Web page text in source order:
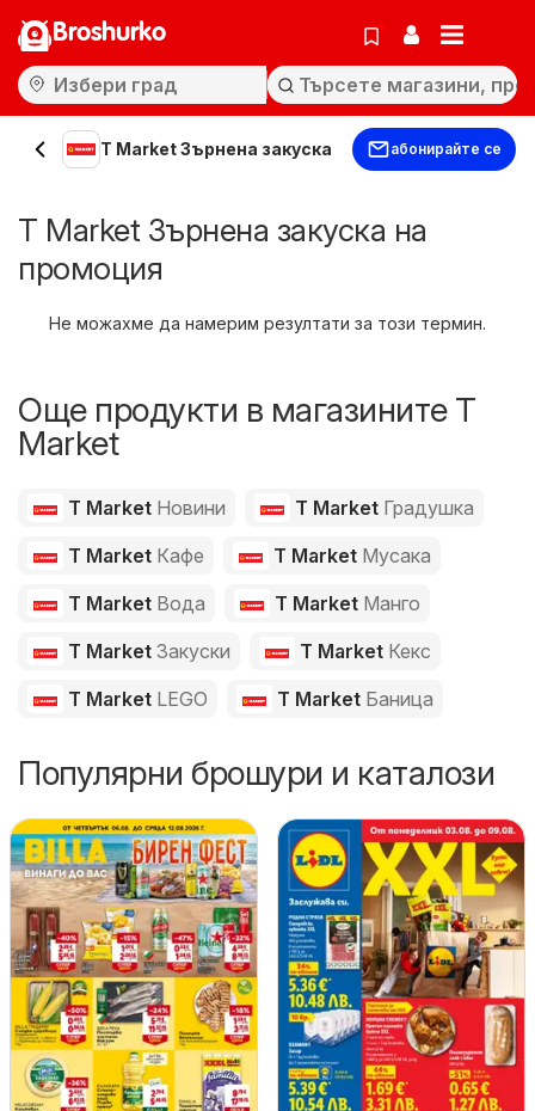
Broshurko
T Market Зърнена закуска абонирайте се
T Market Зърнена закуска на
промоция
Не можахме да намерим резултати за този термин.
Още продукти в магазините T
Market
T Market Новини T Market Градушка
T Market Кафе T Market Мусака
T Market Вода T Market Манго
T Market Закуски T Market Кекс
T Market LEGO T Market Баница
Популярни брошури и каталози